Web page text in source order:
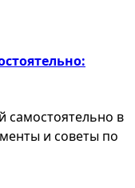
самостоятельно в
и советы по